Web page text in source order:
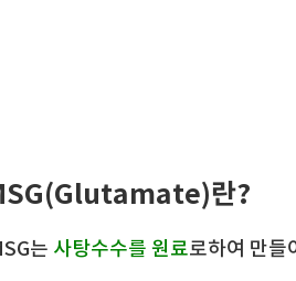
란?
는 사탕수수를 원료로하여 만들